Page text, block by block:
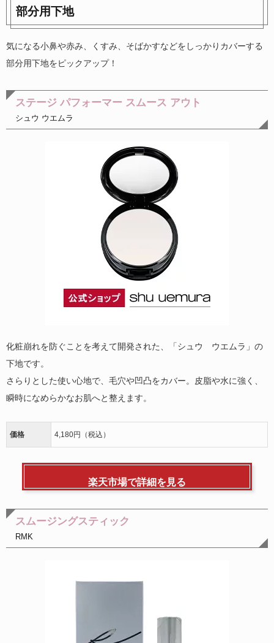
部分用下地
気になる小鼻や赤み、くすみ、そばかすなどをしっかりカバーする
部分用下地をピックアップ！
ステージ パフォーマー スムース アウト
シュウ ウエムラ
化粧崩れを防ぐことを考えて開発された、「シュウ ウエムラ」の
下地です。
さらりとした使い心地で、毛穴や凹凸をカバー。皮脂や水に強く、
瞬時になめらかなお肌へと整えます。
価格 4,180円（税込）
楽天市場で詳細を見る
スムージングスティック
RMK